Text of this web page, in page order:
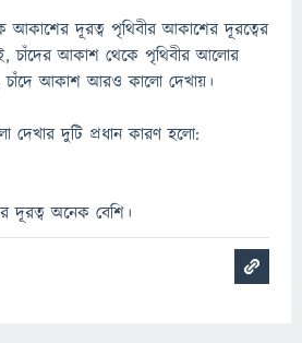
আকাশের দূরত্ব পৃথিবীর আকাশের দূরত্বের
চাঁদের আকাশ থেকে পৃথিবীর আলোর
আকাশ আরও কালো দেখায়।
দেখার দুটি প্রধান কারণ হলো:
দূরত্ব অনেক বেশি।